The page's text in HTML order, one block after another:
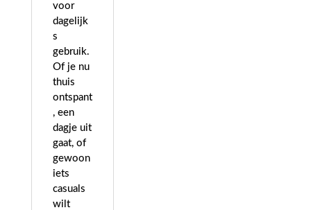
voor
dagelijk
s
gebruik.
Of je nu
thuis
ontspant
, een
dagje uit
gaat, of
gewoon
iets
casuals
wilt